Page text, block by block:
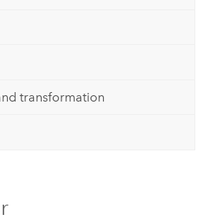
transformation